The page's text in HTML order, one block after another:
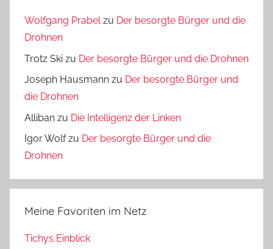
Wolfgang Prabelzu Der besorgte Bürger und die
Drohnen
Trotz Ski zu Der besorgte Bürger und die Drohnen
Joseph Hausmann zu Der besorgte Bürger und
die Drohnen
Alliban zu Die Intelligenz der Linken
Igor Wolfzu Der besorgte Bürger und die
Drohnen
Meine Favoriten im Netz
Tichys Einblick